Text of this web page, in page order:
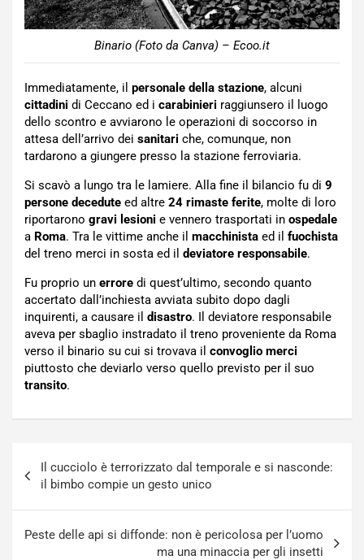
Binario (Foto da Canva) – Ecoo.it
Immediatamente, il personale della stazione, alcuni
cittadini di Ceccano ed i carabinieri raggiunsero il luogo
dello scontro e avviarono le operazioni di soccorso in
attesa dell’arrivo dei sanitari che, comunque, non
tardarono a giungere presso la stazione ferroviaria.
Si scavò a lungo tra le lamiere. Alla fine il bilancio fu di 9
persone decedute ed altre 24 rimaste ferite, molte di loro
riportarono gravi lesioni e vennero trasportati in ospedale
a Roma. Tra le vittime anche il macchinista ed il fuochista
del treno merci in sosta ed il deviatore responsabile.
Fu proprio un errore di quest’ultimo, secondo quanto
accertato dall’inchiesta avviata subito dopo dagli
inquirenti, a causare il disastro. Il deviatore responsabile
aveva per sbaglio instradato il treno proveniente da Roma
verso il binario su cui si trovava il convoglio merci
piuttosto che deviarlo verso quello previsto per il suo
transito.
articoli
Il cucciolo è terrorizzato dal temporale e si nasconde:
il bimbo compie un gesto unico
Peste delle api si diffonde: non è pericolosa per l’uomo
ma una minaccia per gli insetti